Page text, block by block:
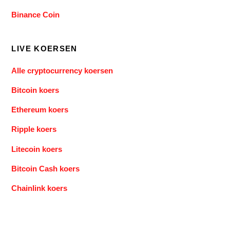
Binance Coin
LIVE KOERSEN
Alle cryptocurrency koersen
Bitcoin koers
Ethereum koers
Ripple koers
Litecoin koers
Bitcoin Cash koers
Chainlink koers